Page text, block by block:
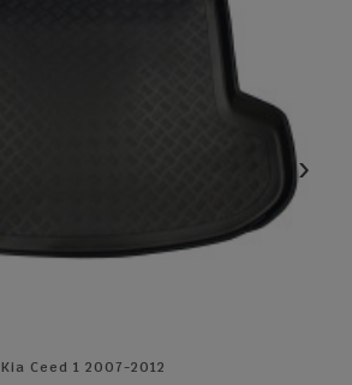
Kia Ceed 1 2007-2012